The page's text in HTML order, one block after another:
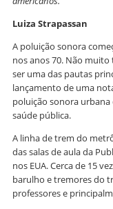
Luiza Strapassan
A poluição sonora
nos anos 70. Não
ser uma das pautas
lançamento de uma
poluição sonora
saúde pública.
A linha de trem do
das salas de aula da
nos EUA. Cerca de 15
barulho e tremores do
professores e